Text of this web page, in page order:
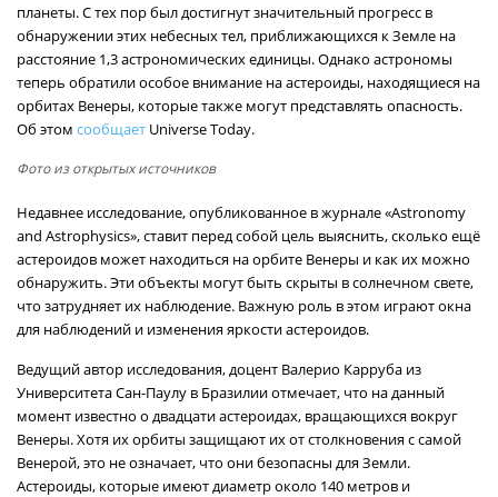
планеты. С тех пор был достигнут значительный прогресс в
обнаружении этих небесных тел, приближающихся к Земле на
расстояние 1,3 астрономических единицы. Однако астрономы
теперь обратили особое внимание на астероиды, находящиеся на
орбитах Венеры, которые также могут представлять опасность.
Об этом сообщает Universe Today.
Фото из открытых источников
Недавнее исследование, опубликованное в журнале «Astronomy
and Astrophysics», ставит перед собой цель выяснить, сколько ещё
астероидов может находиться на орбите Венеры и как их можно
обнаружить. Эти объекты могут быть скрыты в солнечном свете,
что затрудняет их наблюдение. Важную роль в этом играют окна
для наблюдений и изменения яркости астероидов.
Ведущий автор исследования, доцент Валерио Карруба из
Университета Сан-Паулу в Бразилии отмечает, что на данный
момент известно о двадцати астероидах, вращающихся вокруг
Венеры. Хотя их орбиты защищают их от столкновения с самой
Венерой, это не означает, что они безопасны для Земли.
Астероиды, которые имеют диаметр около 140 метров и